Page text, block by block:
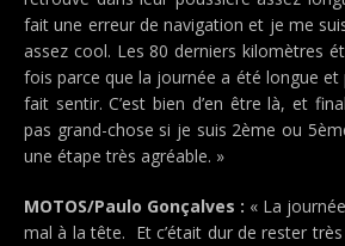
fait une erreur de navigation et je me
assez cool. Les 80 derniers kilomètres
fois parce que la journée a été longue et
fait sentir. C’est bien d’en être là, et
pas grand-chose si je suis 2ème ou
une étape très agréable. »
MOTOS/Paulo Gonçalves : « La
mal à la tête. Et c’était dur de rester